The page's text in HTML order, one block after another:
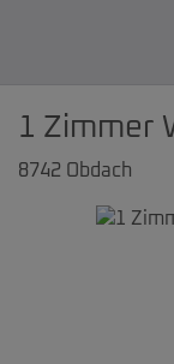
1 Zimmer
8742 Obdach